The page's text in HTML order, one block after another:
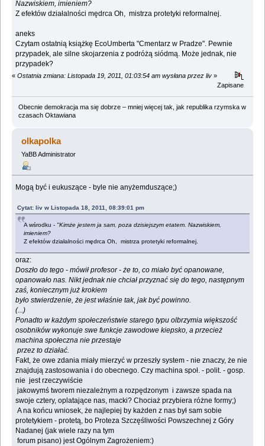
Nazwiskiem, imieniem?
Z efektów działalności mędrca Oh, mistrza protetyki reformalnej.
aneks
Czytam ostatnią książkę EcoUmberta "Cmentarz w Pradze". Pewnie
przypadek, ale silne skojarzenia z podróżą siódmą. Może jednak, nie
przypadek?
« Ostatnia zmiana: Listopada 19, 2011, 01:03:54 am wysłana przez liv »
Zapisane
Obecnie demokracja ma się dobrze – mniej więcej tak, jak republika rzymska w
czasach Oktawiana
olkapolka
YaBB Administrator
Mogą być i eukuszące - byle nie anyżemduszące;)
Cytat: liv w Listopada 18, 2011, 08:39:01 pm
A wśrodku - "Kimże jestem ja sam, poza dzisiejszym etatem. Nazwiskiem,
imieniem?
Z efektów działalności mędrca Oh, mistrza protetyki reformalnej.
oraz:
Doszło do tego - mówił profesor - że to, co miało być opanowane,
opanowało nas. Nikt jednak nie chciał przyznać się do tego, następnym
zaś, koniecznym już krokiem
było stwierdzenie, że jest właśnie tak, jak być powinno.
(...)
Ponadto w każdym społeczeństwie starego typu olbrzymia większość
osobników wykonuje swe funkcje zawodowe kiepsko, a przecież
machina społeczna nie przestaje
przez to działać.
Fakt, że owe zdania miały mierzyć w przeszły system - nie znaczy, że nie
znajdują zastosowania i do obecnego. Czy machina społ. - polit. - gosp.
nie jest rzeczywiście
jakowymś tworem niezależnym a rozpędzonym i zawsze spada na
swoje cztery, oplatające nas, macki? Chociaż przybiera różne formy;)
A na końcu wniosek, że najlepiej by każden z nas był sam sobie
protetykiem - protetą, bo Proteza Szczęśliwości Powszechnej z Góry
Nadanej (jak wiele razy na tym
forum pisano) jest Ogólnym Zagrożeniem:)